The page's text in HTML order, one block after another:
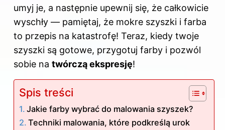
umyj je, a następnie upewnij się, że całkowicie
wyschły — pamiętaj, że mokre szyszki i farba
to przepis na katastrofę! Teraz, kiedy twoje
szyszki są gotowe, przygotuj farby i pozwól
sobie na twórczą ekspresję!
Spis treści
Jakie farby wybrać do malowania szyszek?
Techniki malowania, które podkreślą urok